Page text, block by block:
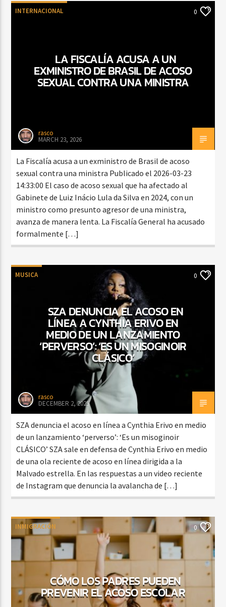
INTERNACIONAL 0
LA FISCALÍA ACUSA A UN
EXMINISTRO DE BRASIL DE ACOSO
SEXUAL CONTRA UNA MINISTRA
rasco
MARCH 23, 2026
La Fiscalía acusa a un exministro de Brasil de acoso
sexual contra una ministra Publicado el 2026-03-23
14:33:00 El caso de acoso sexual que ha afectado al
Gabinete de Luiz Inácio Lula da Silva en 2024, con un
ministro como presunto agresor de una ministra,
avanza de manera lenta. La Fiscalía General ha acusado
formalmente […]
MUSICA 0
SZA DENUNCIA EL ACOSO EN
LÍNEA A CYNTHIA ERIVO EN
MEDIO DE UN LANZAMIENTO
‘PERVERSO’: ‘ES UN MISOGINOIR
CLÁSICO’
rasco
DECEMBER 2, 2025
SZA denuncia el acoso en línea a Cynthia Erivo en medio
de un lanzamiento ‘perverso’: ‘Es un misoginoir
CLÁSICO’ SZA sale en defensa de Cynthia Erivo en medio
de una ola reciente de acoso en línea dirigida a la
Malvado estrella. En las respuestas a un video reciente
de Instagram que denuncia la avalancha de […]
INMIGRACIÓN 0
CÓMO LOS PADRES PUEDEN
PREVENIR EL ACOSO ESCOLAR